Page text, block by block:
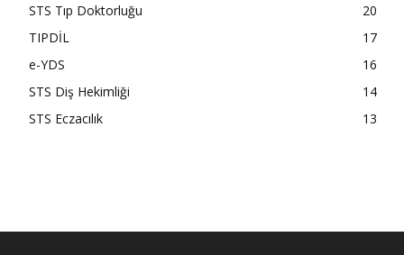
STS Tıp Doktorluğu
20
TIPDİL
17
e-YDS
16
STS Diş Hekimliği
14
STS Eczacılık
13